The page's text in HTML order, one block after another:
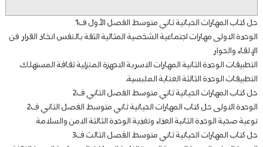
حل كتاب المهارات الحياتية ثاني متوسط الفصل الأول ف1
الوحدة الاولى مهارات اجتماعية الشخصية المثالية الثقة بالنفس اتخاذ القرار فن
الإلقاء والحوار
التطبيقات الوحدة الثانية المهارات الاسرية الاجهزة المنزلية ثقافة المستهلك
التطبيقات الوحدة الثالثة العناية الملبسية.
حل كتاب المهارات الحياتية ثاني متوسط الفصل الثاني ف2
الوحدة الاولى حل كتاب المهارات الحياتية ثاني متوسط الفصل الثاني ف2
توعية صحية الوحدة الثانية العذاء وتغذية الوحدة الثالثة الامن والسلامة
حل كتاب المهارات الحياتية ثاني متوسط الفصل الثالث ف3